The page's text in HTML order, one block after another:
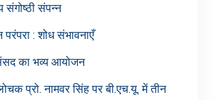
संगोष्ठी संपन्न
परंपरा : शोध संभावनाएँ
का भव्य आयोजन
प्रो. नामवर सिंह पर बी.एच.यू. में तीन